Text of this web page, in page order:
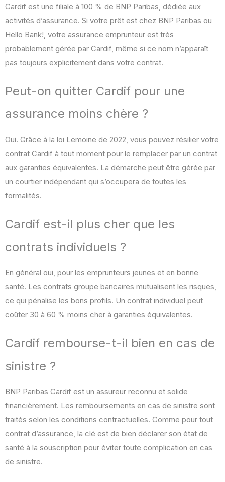
Cardif est une filiale à 100 % de BNP Paribas, dédiée aux
activités d’assurance. Si votre prêt est chez BNP Paribas ou
Hello Bank!, votre assurance emprunteur est très
probablement gérée par Cardif, même si ce nom n’apparaît
pas toujours explicitement dans votre contrat.
Peut-on quitter Cardif pour une
assurance moins chère ?
Oui. Grâce à la loi Lemoine de 2022, vous pouvez résilier votre
contrat Cardif à tout moment pour le remplacer par un contrat
aux garanties équivalentes. La démarche peut être gérée par
un courtier indépendant qui s’occupera de toutes les
formalités.
Cardif est-il plus cher que les
contrats individuels ?
En général oui, pour les emprunteurs jeunes et en bonne
santé. Les contrats groupe bancaires mutualisent les risques,
ce qui pénalise les bons profils. Un contrat individuel peut
coûter 30 à 60 % moins cher à garanties équivalentes.
Cardif rembourse-t-il bien en cas de
sinistre ?
BNP Paribas Cardif est un assureur reconnu et solide
financièrement. Les remboursements en cas de sinistre sont
traités selon les conditions contractuelles. Comme pour tout
contrat d’assurance, la clé est de bien déclarer son état de
santé à la souscription pour éviter toute complication en cas
de sinistre.